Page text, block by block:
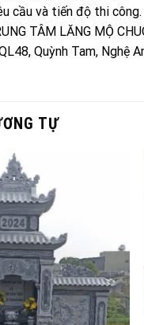
cầu và tiến độ thi công.
TÂM LĂNG MỘ
Quỳnh Tam, Nghệ
TỰ